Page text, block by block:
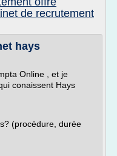
de recrutement
hays
Online , et je
conaissent Hays
(procédure, durée